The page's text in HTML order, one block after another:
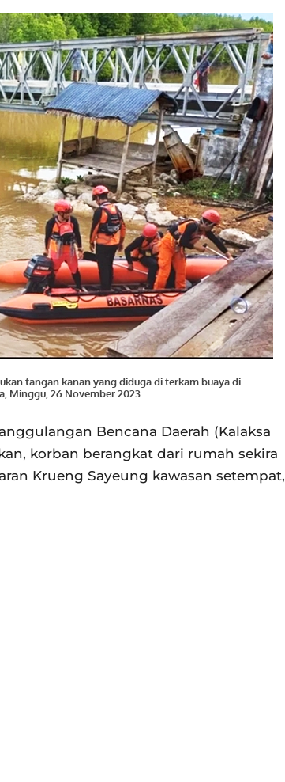
tangan kanan yang diduga di terkam buaya di
Minggu, 26 November 2023.
Bencana Daerah (Kalaksa
korban berangkat dari rumah sekira
Krueng Sayeung kawasan setempat,